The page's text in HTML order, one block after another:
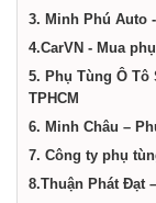
phố
Hồ
Chí
3. Minh Phú Auto
4.CarVN - Mua
5. Phụ Tùng Ô Tô
TPHCM
6. Minh Châu –
7. Công ty phụ
8.Thuận Phát Đạt